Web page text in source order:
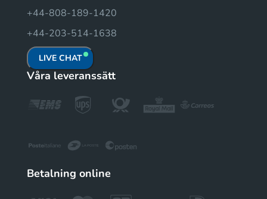
+44-808-189-1420
+44-203-514-1638
LIVE CHAT
Våra leveranssätt
Betalning online